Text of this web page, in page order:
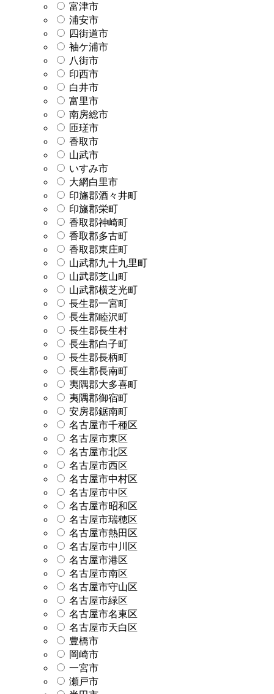
富津市
浦安市
四街道市
袖ケ浦市
八街市
印西市
白井市
富里市
南房総市
匝瑳市
香取市
山武市
いすみ市
大網白里市
印旛郡酒々井町
印旛郡栄町
香取郡神崎町
香取郡多古町
香取郡東庄町
山武郡九十九里町
山武郡芝山町
山武郡横芝光町
長生郡一宮町
長生郡睦沢町
長生郡長生村
長生郡白子町
長生郡長柄町
長生郡長南町
夷隅郡大多喜町
夷隅郡御宿町
安房郡鋸南町
名古屋市千種区
名古屋市東区
名古屋市北区
名古屋市西区
名古屋市中村区
名古屋市中区
名古屋市昭和区
名古屋市瑞穂区
名古屋市熱田区
名古屋市中川区
名古屋市港区
名古屋市南区
名古屋市守山区
名古屋市緑区
名古屋市名東区
名古屋市天白区
豊橋市
岡崎市
一宮市
瀬戸市